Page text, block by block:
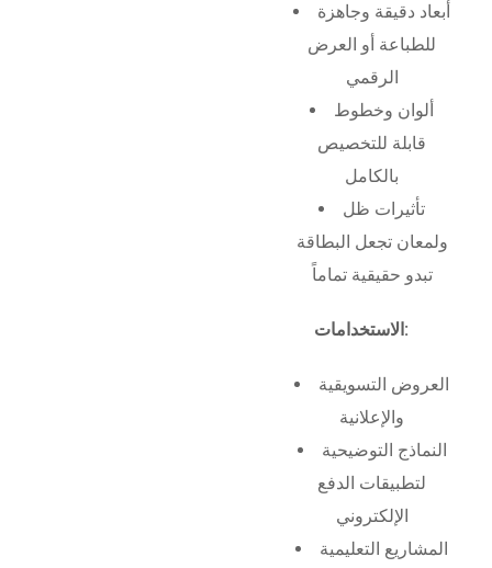
أبعاد دقيقة وجاهزة
للطباعة أو العرض
الرقمي
ألوان وخطوط
قابلة للتخصيص
بالكامل
تأثيرات ظل
ولمعان تجعل البطاقة
تبدو حقيقية تماماً
الاستخدامات:
العروض التسويقية
والإعلانية
النماذج التوضيحية
لتطبيقات الدفع
الإلكتروني
المشاريع التعليمية